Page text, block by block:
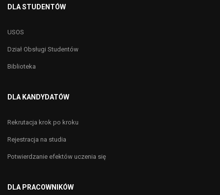
DLA STUDENTÓW
USOS
Dział Obsługi Studentów
Biblioteka
DLA KANDYDATÓW
Rekrutacja krok po kroku
Rejestracja na studia
Potwierdzanie efektów uczenia się
DLA PRACOWNIKÓW